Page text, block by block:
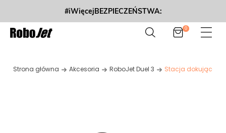
#iWięcejBEZPIECZEŃSTWA:
0
Strona główna Akcesoria RoboJet Duel 3 Stacja dokująca -